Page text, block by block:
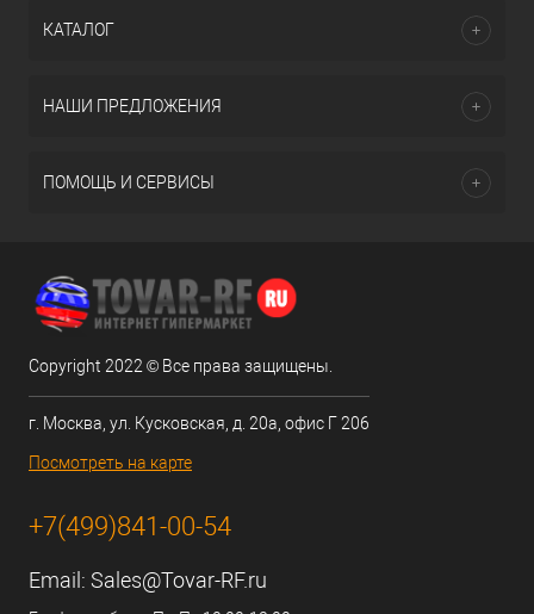
КАТАЛОГ
НАШИ ПРЕДЛОЖЕНИЯ
ПОМОЩЬ И СЕРВИСЫ
Copyright 2022 © Все права защищены.
г. Москва, ул. Кусковская, д. 20а, офис Г 206
Посмотреть на карте
+7(499)841-00-54
Email: Sales@Tovar-RF.ru